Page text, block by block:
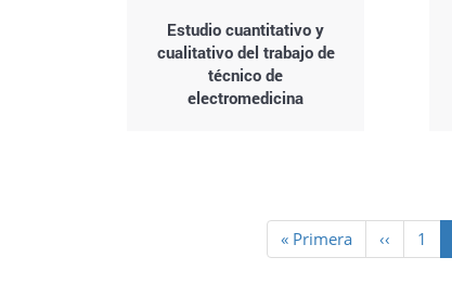
Estudio cuantitativo y
cualitativo del trabajo de
técnico de
electromedicina
Primera
página
« Primera
Página
anterior
‹‹ Page
1